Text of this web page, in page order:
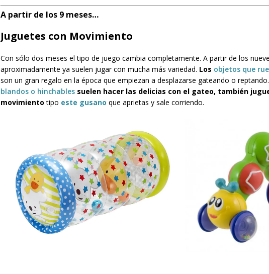
A partir de los 9 meses…
Juguetes con Movimiento
Con sólo dos meses el tipo de juego cambia completamente. A partir de los
aproximadamente ya suelen jugar con mucha más variedad. Los objetos que
son un gran regalo en la época que empiezan a desplazarse gateando o reptando.
blandos o hinchablessuelen hacer las delicias con el gateo, también
movimiento tipo este gusano que aprietas y sale corriendo.